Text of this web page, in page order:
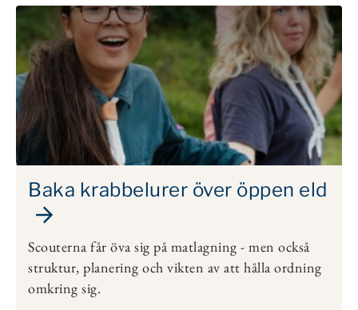
Baka krabbelurer över öppen eld
Scouterna får öva sig på matlagning - men också
struktur, planering och vikten av att hålla ordning
omkring sig.